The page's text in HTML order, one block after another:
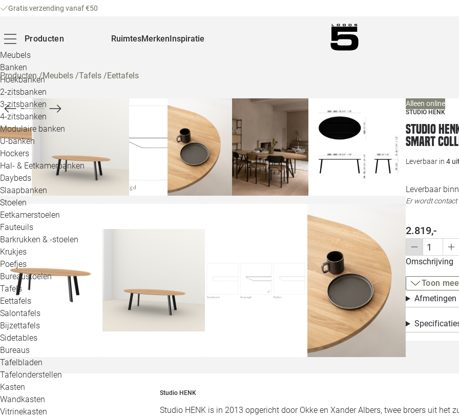
Gratis verzending vanaf €50
Producten
Meubels
Banken
Hoekbanken
2-zitsbanken
3-zitsbanken
4-zitsbanken
Modulaire banken
U-banken
Hockers
Hal- & Eetkamerbanken
Daybeds
Slaapbanken
Stoelen
Eetkamerstoelen
Fauteuils
Barkrukken & -stoelen
Krukjes
Poefjes
Bureaustoelen
Tafels
Eettafels
Salontafels
Bijzettafels
Sidetables
Bureaus
Tafelbladen
Tafelonderstellen
Kasten
Wandkasten
Vitrinekasten
RuimtesMerkenInspiratie
Producten/Meubels /Tafels /Eettafels
Alleen online
STUDIO HENK
Studio
Smart
Leverbaar in 4
Leverbaar
Er wordt
2.819,-
Omschrijving
Toon
Afmetingen
Studio HENK
Studio HENK is in 2013 opgericht door Okke en Xander Albers, twee broers uit het